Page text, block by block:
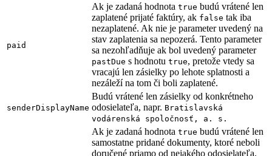
paid
Ak je zadaná hodnota true budú vrátené len
zaplatené prijaté faktúry, ak false tak iba
nezaplatené. Ak nie je parameter uvedený na
stav zaplatenia sa nepozerá. Tento parameter
sa nezohľadňuje ak bol uvedený parameter
pastDue s hodnotu true, pretože vtedy sa
vracajú len zásielky po lehote splatnosti a
nezáleží na tom či boli zaplatené.
senderDisplayName
Budú vrátené len zásielky od konkrétneho
odosielateľa, napr. Bratislavská
vodárenská spoločnosť, a. s.
Ak je zadaná hodnota true budú vrátené len
samostatne pridané dokumenty, ktoré neboli
doručené priamo od nejakého odosielateľa.